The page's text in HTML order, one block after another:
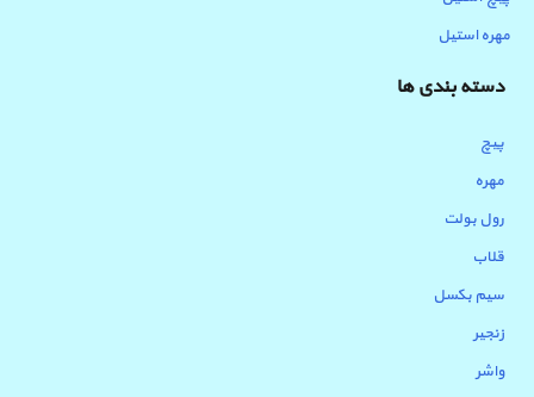
مهره استیل
دسته بندی ها
پیچ
مهره
رول بولت
قلاب
سیم بکسل
زنجیر
واشر